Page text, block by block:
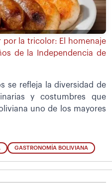
por la tricolor: El homenaje
de la Independencia de
se refleja la diversidad de
y costumbres que
uno de los mayores
GASTRONOMÍA BOLIVIANA